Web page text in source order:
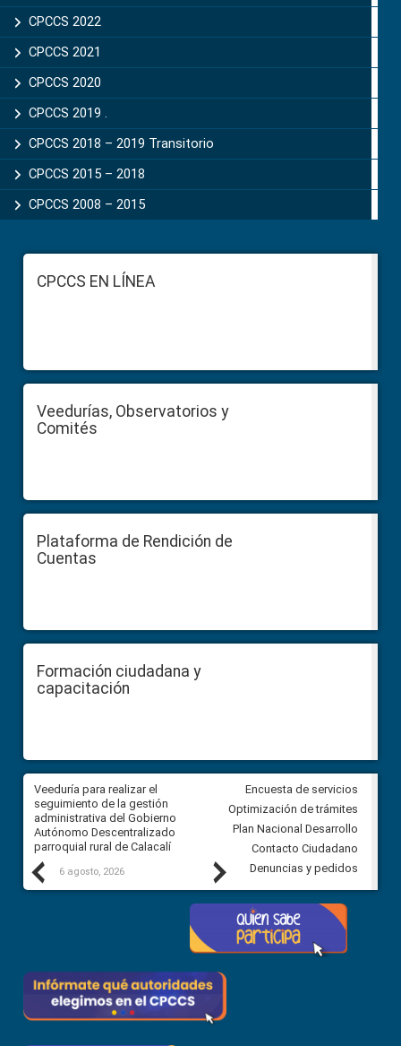
CPCCS 2022
CPCCS 2021
CPCCS 2020
CPCCS 2019 .
CPCCS 2018 – 2019 Transitorio
CPCCS 2015 – 2018
CPCCS 2008 – 2015
FooterCPCCS EN LÍNEA
Veedurías, Observatorios y
Comités
Plataforma de Rendición de
Cuentas
Formación ciudadana y
capacitación
Previous
Veeduría para realizar el
seguimiento de la gestión
administrativa del Gobierno
Autónomo Descentralizado
parroquial rural de Calacalí
6 agosto, 2026
Veeduría para vigilar los
derivados de la Audiencia
comunidad Urbina, parroquia
Carolina
5 agosto, 2026
Next
Encuesta de servicios
Optimización de trámites
Plan Nacional Desarrollo
Contacto Ciudadano
Denuncias y pedidos